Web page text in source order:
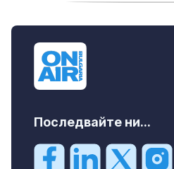
Последвайте ни...